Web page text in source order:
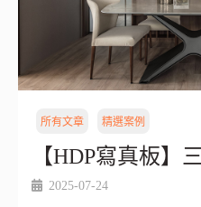
所有文章 精選案例
【HDP寫真板】
2025-07-24